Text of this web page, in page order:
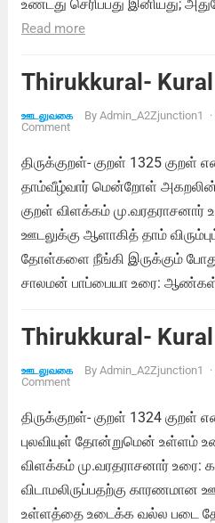
உண்டது செரிப்பது இனியது;
Read more
Thirukkural-
ஊடலுவகை By Admin_A2Zjunction1 ·
Comment
திருக்குறள்- குறள் 1325 குறள்
தாம்வீழ்வார் மென்றோள்
குறள் விளக்கம் மு.வரதராசனார்
ஊடலுக்கு ஆளாகித் தாம்
தோள்களை நீங்கி இருக்கும்
சாலமன் பாப்பையா உரை: ஆண்கள்
Thirukkural-
ஊடலுவகை By Admin_A2Zjunction1 ·
Comment
திருக்குறள்- குறள் 1324 குறள்
புலவியுள் தோன்றுமென் உள்ளம்
விளக்கம் மு.வரதராசனார்
விடாமலிருப்பதற்கு காரணமான
உள்ளத்தை உடைக்க வல்ல படை